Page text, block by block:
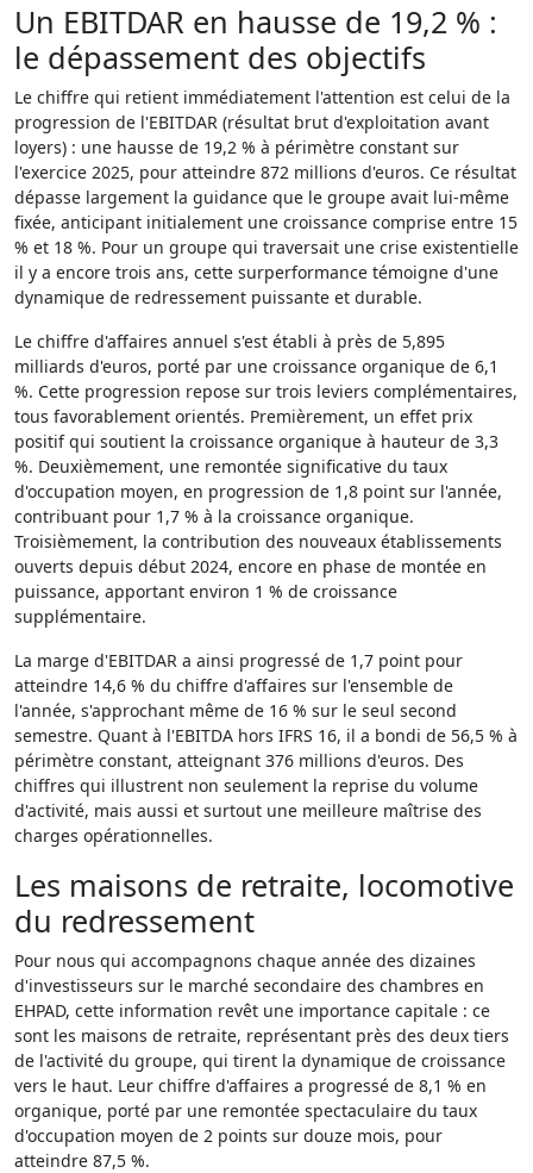
Un EBITDAR en hausse de 19,2 % :
le dépassement des objectifs
Le chiffre qui retient immédiatement l'attention est celui de la
progression de l'EBITDAR (résultat brut d'exploitation avant
loyers) : une hausse de 19,2 % à périmètre constant sur
l'exercice 2025, pour atteindre 872 millions d'euros. Ce résultat
dépasse largement la guidance que le groupe avait lui-même
fixée, anticipant initialement une croissance comprise entre 15
% et 18 %. Pour un groupe qui traversait une crise existentielle
il y a encore trois ans, cette surperformance témoigne d'une
dynamique de redressement puissante et durable.
Le chiffre d'affaires annuel s'est établi à près de 5,895
milliards d'euros, porté par une croissance organique de 6,1
%. Cette progression repose sur trois leviers complémentaires,
tous favorablement orientés. Premièrement, un effet prix
positif qui soutient la croissance organique à hauteur de 3,3
%. Deuxièmement, une remontée significative du taux
d'occupation moyen, en progression de 1,8 point sur l'année,
contribuant pour 1,7 % à la croissance organique.
Troisièmement, la contribution des nouveaux établissements
ouverts depuis début 2024, encore en phase de montée en
puissance, apportant environ 1 % de croissance
supplémentaire.
La marge d'EBITDAR a ainsi progressé de 1,7 point pour
atteindre 14,6 % du chiffre d'affaires sur l'ensemble de
l'année, s'approchant même de 16 % sur le seul second
semestre. Quant à l'EBITDA hors IFRS 16, il a bondi de 56,5 % à
périmètre constant, atteignant 376 millions d'euros. Des
chiffres qui illustrent non seulement la reprise du volume
d'activité, mais aussi et surtout une meilleure maîtrise des
charges opérationnelles.
Les maisons de retraite, locomotive
du redressement
Pour nous qui accompagnons chaque année des dizaines
d'investisseurs sur le marché secondaire des chambres en
EHPAD, cette information revêt une importance capitale : ce
sont les maisons de retraite, représentant près des deux tiers
de l'activité du groupe, qui tirent la dynamique de croissance
vers le haut. Leur chiffre d'affaires a progressé de 8,1 % en
organique, porté par une remontée spectaculaire du taux
d'occupation moyen de 2 points sur douze mois, pour
atteindre 87,5 %.